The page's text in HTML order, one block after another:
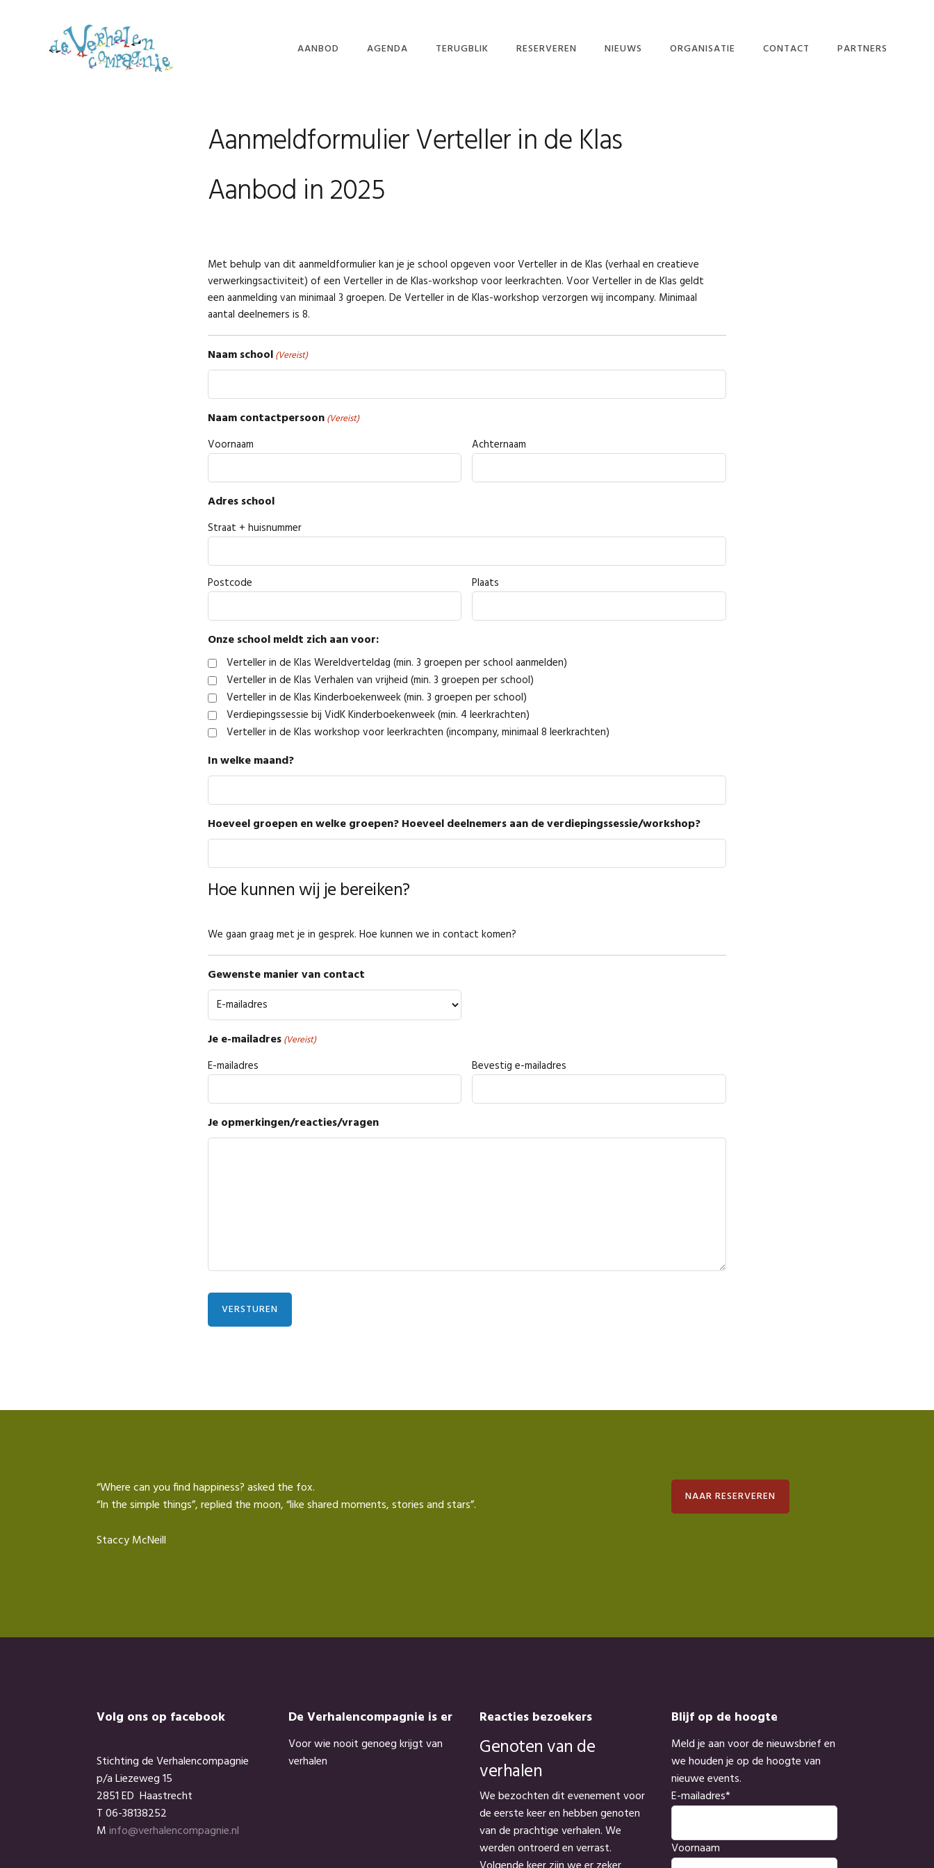
hoofdnavigatie
AANBOD
VERTELLENDER-WIJS
BASISSCHOLEN
TUSSEN OUD EN
NIEUW 2025
AGENDA TERUGBLIK RESERVEREN NIEUWS ORGANISATIE CONTACT PARTNERS
Aanmeldformulier Verteller in de Klas
Aanbod in 2025
Met behulp van dit aanmeldformulier kan je je school opgeven voor Verteller in de Klas (verhaal en creatieve
verwerkingsactiviteit) of een Verteller in de Klas-workshop voor leerkrachten. Voor Verteller in de Klas geldt
een aanmelding van minimaal 3 groepen. De Verteller in de Klas-workshop verzorgen wij incompany. Minimaal
aantal deelnemers is 8.
Naam school(Vereist)
Naam contactpersoon(Vereist)
Voornaam Achternaam
Adres school
Straat + huisnummer
Postcode Plaats
Onze school meldt zich aan voor:
Verteller in de Klas Wereldverteldag (min. 3 groepen per school aanmelden)
Verteller in de Klas Verhalen van vrijheid (min. 3 groepen per school)
Verteller in de Klas Kinderboekenweek (min. 3 groepen per school)
Verdiepingssessie bij VidK Kinderboekenweek (min. 4 leerkrachten)
Verteller in de Klas workshop voor leerkrachten (incompany, minimaal 8 leerkrachten)
In welke maand?
Hoeveel groepen en welke groepen? Hoeveel deelnemers aan de verdiepingssessie/workshop?
Hoe kunnen wij je bereiken?
We gaan graag met je in gesprek. Hoe kunnen we in contact komen?
Gewenste manier van contact
Je e-mailadres(Vereist)
E-mailadres Bevestig e-mailadres
Je opmerkingen/reacties/vragen
VERSTUREN
“Where can you find happiness? asked the fox.
“In the simple things”, replied the moon, “like shared moments, stories and stars”.
Staccy McNeill
NAAR RESERVEREN
Volg ons op facebook
Stichting de Verhalencompagnie
p/a Liezeweg 15
2851 ED Haastrecht
T 06-38138252
Minfo@verhalencompagnie.nl
De Verhalencompagnie is er
Voor wie nooit genoeg krijgt van
verhalen
Reacties bezoekers
Genoten van de
verhalen
We bezochten dit evenement voor
de eerste keer en hebben genoten
van de prachtige verhalen. We
werden ontroerd en verrast.
Blijf op de hoogte
Meld je aan voor de nieuwsbrief en
we houden je op de hoogte van
nieuwe events.
E-mailadres*
Voornaam